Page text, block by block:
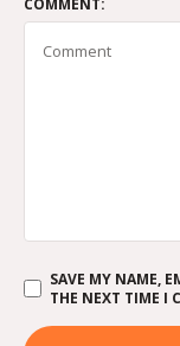
COMMENT:
SAVE MY NAME,
THE NEXT TIME I